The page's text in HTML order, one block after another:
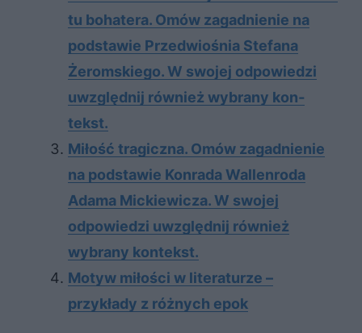
tu bo­ha­te­ra. Omów za­gad­nie­nie na
pod­sta­wie Przed­wio­śnia Ste­fa­na
Żerom­skie­go. W swo­jej od­po­wie­dzi
uwzględ­nij rów­nież wy­bra­ny kon­
tekst.
Miłość tragiczna. Omów zagadnienie
na podstawie Konrada Wallenroda
Adama Mickiewicza. W swojej
odpowiedzi uwzględnij również
wybrany kontekst.
Motyw miłości w literaturze –
przykłady z różnych epok